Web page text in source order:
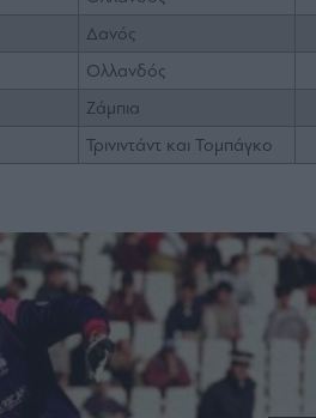
Δανός
Ολλανδός
Ζάμπια
Τρινιντάντ και Τομπάγκο